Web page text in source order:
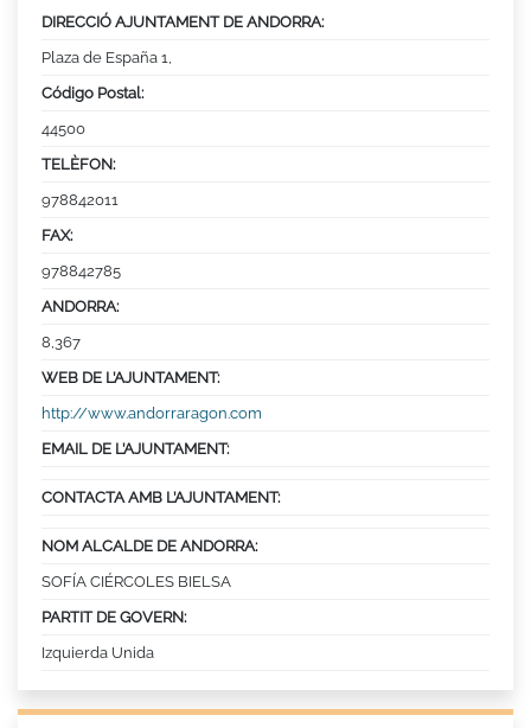
DIRECCIÓ AJUNTAMENT DE ANDORRA:
Plaza de España 1,
Código Postal:
44500
TELÈFON:
978842011
FAX:
978842785
ANDORRA:
8,367
WEB DE L’AJUNTAMENT:
http://www.andorraragon.com
EMAIL DE L’AJUNTAMENT:
CONTACTA AMB L’AJUNTAMENT:
NOM ALCALDE DE ANDORRA:
SOFÍA CIÉRCOLES BIELSA
PARTIT DE GOVERN:
Izquierda Unida